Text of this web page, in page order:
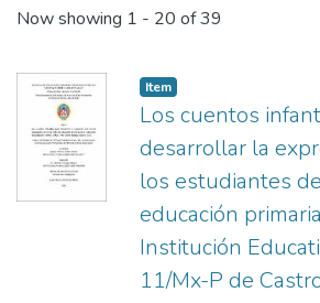
Recent Submissions
Now showing 1 - 20 of 39
Item
Los cuentos
desarrollar la
los estudiantes
educación
Institución
11/Mx-P de